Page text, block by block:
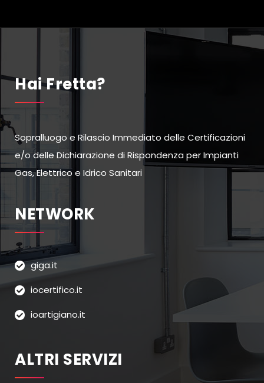
Hai Fretta?
Sopralluogo e Rilascio Immediato delle Certificazioni
e/o delle Dichiarazione di Rispondenza per Impianti
Gas, Elettrico e Idrico Sanitari
NETWORK
giga.it
iocertifico.it
ioartigiano.it
ALTRI SERVIZI